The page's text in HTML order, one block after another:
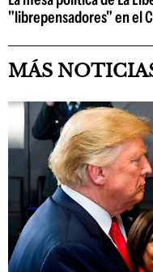
"librepensadores" en el
MÁS